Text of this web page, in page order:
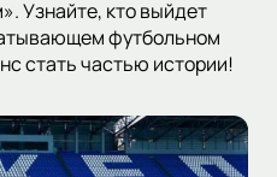
Узнайте, кто выйдет
футбольном
стать частью истории!